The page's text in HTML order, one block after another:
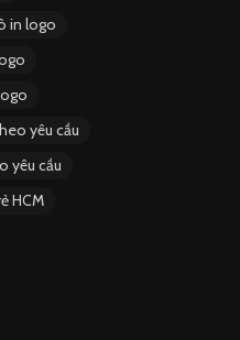
in logo
yêu cầu
yêu cầu
HCM